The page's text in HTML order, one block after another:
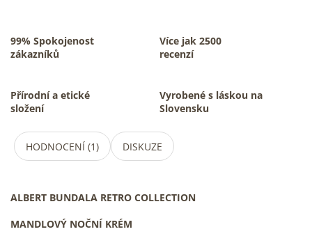
99% Spokojenost
zákazníků
Více jak 2500
recenzí
Přírodní a etické
složení
Vyrobené s láskou na
Slovensku
HODNOCENÍ (1) DISKUZE
ALBERT BUNDALA RETRO COLLECTION
MANDLOVÝ NOČNÍ KRÉM